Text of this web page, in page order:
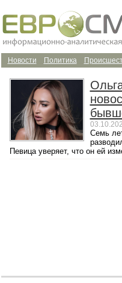
Политика
Новости
Семь
Певица уверяет, что он ей